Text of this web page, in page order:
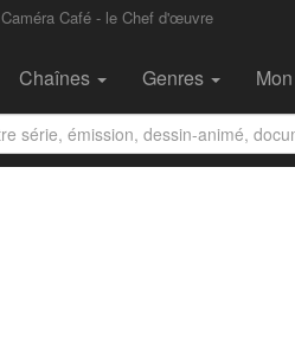
Caméra Café - le Chef d'œuvre
Chaînes Genres